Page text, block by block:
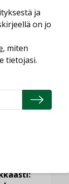
ja
on jo
, miten
tietojasi.